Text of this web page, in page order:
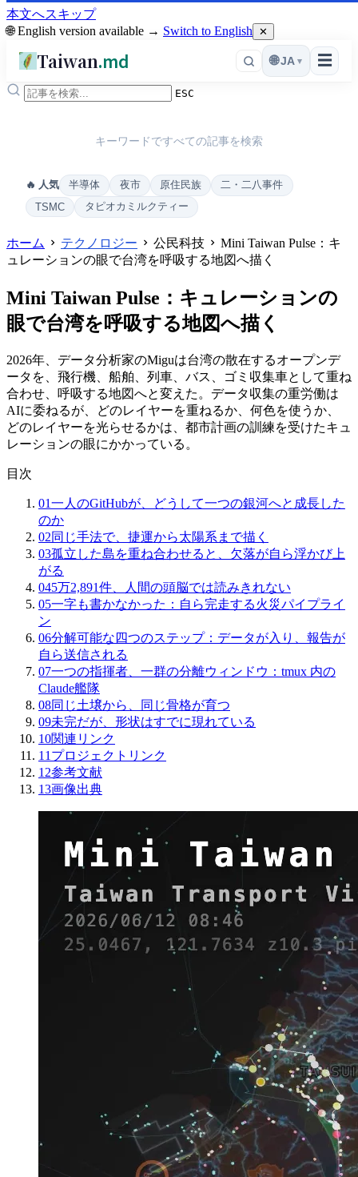
本文へスキップ
🌐 English version available → Switch to English ✕
Taiwan.md ☰
🌐 JA ▾
ESC
キーワードですべての記事を検索
🔥 人気 半導体 夜市 原住民族
二・二八事件
TSMC
タピオカミルクティー
ホーム テクノロジー 公民科技
Mini Taiwan Pulse：キ
ュレーションの眼で台湾を呼吸する地図へ描く
Mini Taiwan Pulse：キュレーションの
眼で台湾を呼吸する地図へ描く
2026年、データ分析家のMiguは台湾の散在するオープンデ
ータを、飛行機、船舶、列車、バス、ゴミ収集車として重ね
合わせ、呼吸する地図へと変えた。データ収集の重労働は
AIに委ねるが、どのレイヤーを重ねるか、何色を使うか、
どのレイヤーを光らせるかは、都市計画の訓練を受けたキュ
レーションの眼にかかっている。
目次
01一人のGitHubが、どうして一つの銀河へと成長した
のか
02同じ手法で、捷運から太陽系まで描く
03孤立した島を重ね合わせると、欠落が自ら浮かび上
がる
045万2,891件、人間の頭脳では読みきれない
05一字も書かなかった：自ら完走する火災パイプライ
ン
06分解可能な四つのステップ：データが入り、報告が
自ら送信される
07一つの指揮者、一群の分離ウィンドウ：tmux 内の
Claude艦隊
08同じ土壌から、同じ骨格が育つ
09未完だが、形状はすでに現れている
10関連リンク
11 プロジェクトリンク
12参考文献
13画像出典